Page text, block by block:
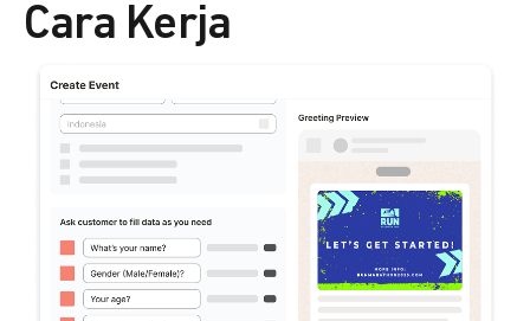
Cara Kerja